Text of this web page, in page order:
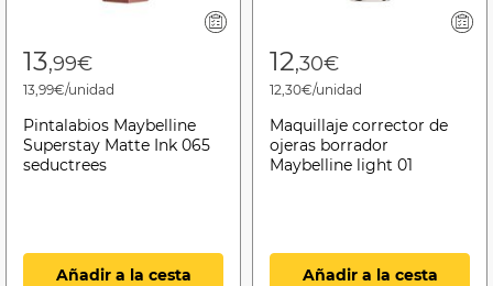
13,99€
13,99€/unidad
Pintalabios Maybelline
Superstay Matte Ink 065
seductrees
Añadir a la cesta
12,30€
12,30€/unidad
Maquillaje corrector de
ojeras borrador
Maybelline light 01
Añadir a la cesta